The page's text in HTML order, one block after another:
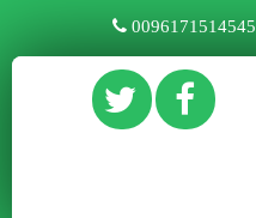
0096171514545